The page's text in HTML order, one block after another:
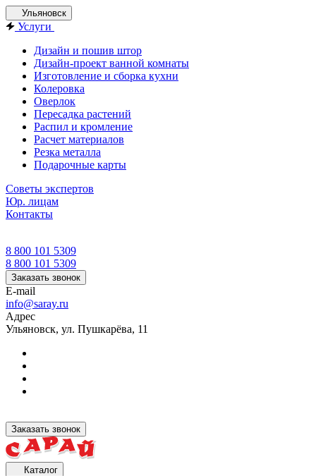
Ульяновск
Услуги
Дизайн и пошив штор
Дизайн-проект ванной комнаты
Изготовление и сборка кухни
Колеровка
Оверлок
Пересадка растений
Распил и кромление
Расчет материалов
Резка металла
Подарочные карты
Советы экспертов
Юр. лицам
Контакты
8 800 101 5309
8 800 101 5309
Заказать звонок
E-mail
info@saray.ru
Адрес
Ульяновск, ул. Пушкарёва, 11
Заказать звонок
Каталог